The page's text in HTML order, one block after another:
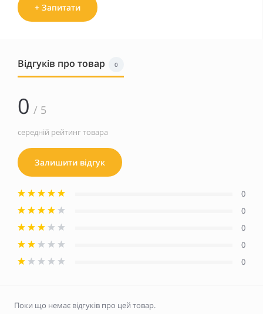
+ Запитати
Відгуків про товар 0
0 / 5
середній рейтинг товара
Залишити відгук
0
0
0
0
0
Поки що немає відгуків про цей товар.